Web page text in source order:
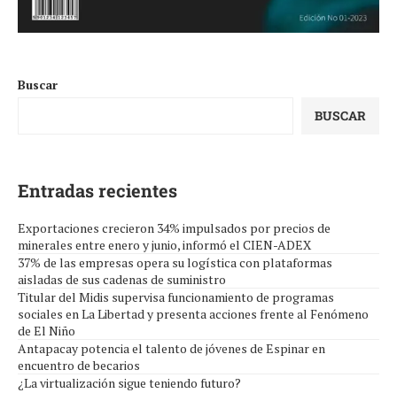
Buscar
BUSCAR
Entradas recientes
Exportaciones crecieron 34% impulsados por precios de
minerales entre enero y junio, informó el CIEN-ADEX
37% de las empresas opera su logística con plataformas
aisladas de sus cadenas de suministro
Titular del Midis supervisa funcionamiento de programas
sociales en La Libertad y presenta acciones frente al Fenómeno
de El Niño
Antapacay potencia el talento de jóvenes de Espinar en
encuentro de becarios
¿La virtualización sigue teniendo futuro?